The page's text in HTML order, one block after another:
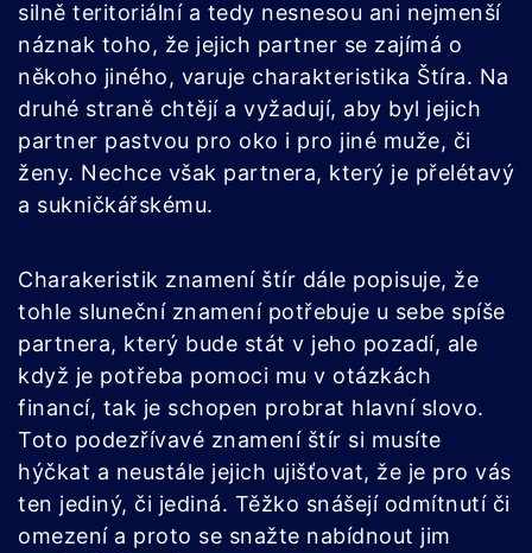
silně teritoriální a tedy nesnesou ani nejmenší
náznak toho, že jejich partner se zajímá o
někoho jiného, varuje charakteristika Štíra. Na
druhé straně chtějí a vyžadují, aby byl jejich
partner pastvou pro oko i pro jiné muže, či
ženy. Nechce však partnera, který je přelétavý
a sukničkářskému.
Charakeristik znamení štír dále popisuje, že
tohle sluneční znamení potřebuje u sebe spíše
partnera, který bude stát v jeho pozadí, ale
když je potřeba pomoci mu v otázkách
financí, tak je schopen probrat hlavní slovo.
Toto podezřívavé znamení štír si musíte
hýčkat a neustále jejich ujišťovat, že je pro vás
ten jediný, či jediná. Těžko snášejí odmítnutí či
omezení a proto se snažte nabídnout jim